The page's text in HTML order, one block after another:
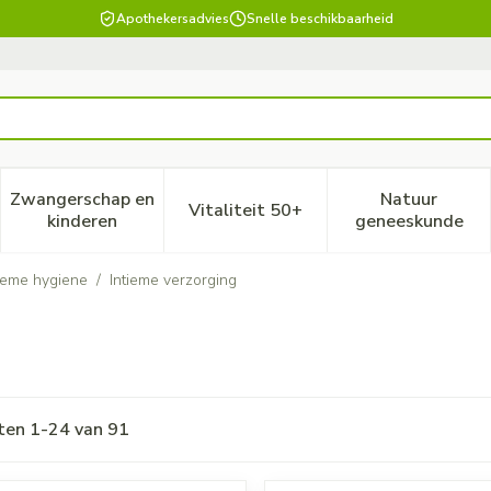
Apothekersadvies Snelle beschikbaarheid
verzorging en hygiëne categorie
voor Dieet, voeding en vitamines categorie
Zwangerschap en
kinderenToon submenu voor Zwangerschap en kinderen
Vitaliteit 50+Toon submenu voor Vitaliteit
Natuur
geneeskunde
Toon
hygiene / Intieme verzorging
1-24van 91